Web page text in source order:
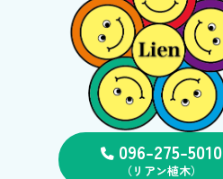
096-275-5010
（リアン植木）